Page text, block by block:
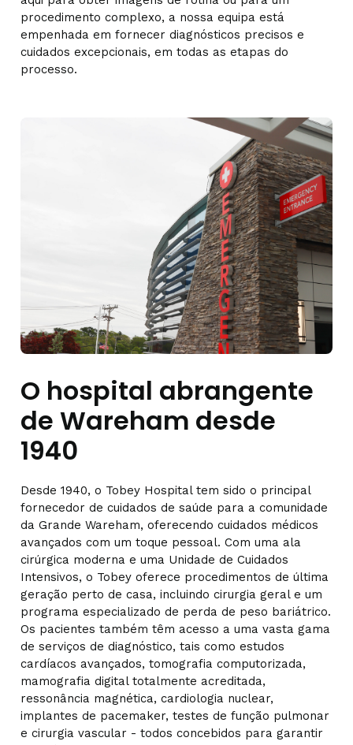
procedimento complexo, a nossa equipa está
empenhada em fornecer diagnósticos precisos e
cuidados excepcionais, em todas as etapas do
processo.
O hospital abrangente
de Wareham desde
1940
Desde 1940, o Tobey Hospital tem sido o principal
fornecedor de cuidados de saúde para a comunidade
da Grande Wareham, oferecendo cuidados médicos
avançados com um toque pessoal. Com uma ala
cirúrgica moderna e uma Unidade de Cuidados
Intensivos, o Tobey oferece procedimentos de última
geração perto de casa, incluindo cirurgia geral e um
programa especializado de perda de peso bariátrico.
Os pacientes também têm acesso a uma vasta gama
de serviços de diagnóstico, tais como estudos
cardíacos avançados, tomografia computorizada,
mamografia digital totalmente acreditada,
ressonância magnética, cardiologia nuclear,
implantes de pacemaker, testes de função pulmonar
e cirurgia vascular - todos concebidos para garantir